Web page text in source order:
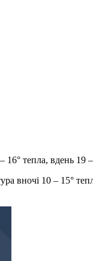
тепла, вдень 19
вночі 10 – 15°